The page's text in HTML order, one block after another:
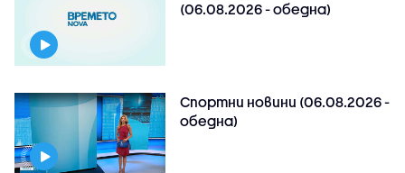
(06.08.2026 - обедна)
Спортни новини (06.08.2026 -
обедна)